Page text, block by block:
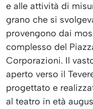
e alle attività di
grano che si
provengono dai
complesso del
Corporazioni. Il
aperto verso il
progettato e
al teatro in età